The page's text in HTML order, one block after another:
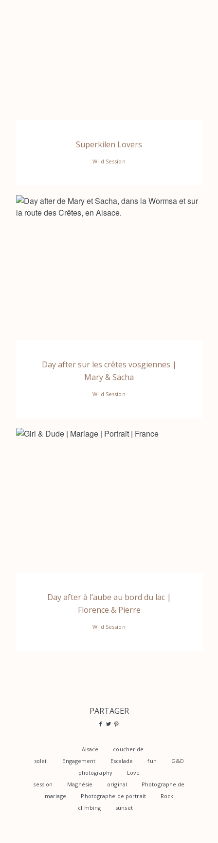
Superkilen Lovers
Wild Session
Day after sur les crêtes vosgiennes |
Mary & Sacha
Wild Session
Day after à l’aube au bord du lac |
Florence & Pierre
Wild Session
PARTAGER
Alsace
coucher de
soleil
Engagement Escalade fun
G&D
photography
Love
session
Magnésie original
Photographe de
mariage
Photographe de portrait
Rock
climbing
sunset